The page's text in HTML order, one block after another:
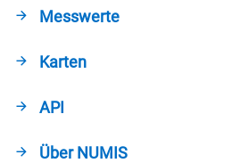
Messwerte
Karten
API
Über NUMIS